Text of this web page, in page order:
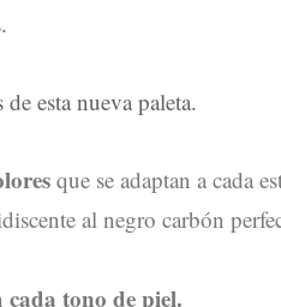
esta nueva paleta.
que se adaptan a cada
al negro carbón
cada tono de piel.